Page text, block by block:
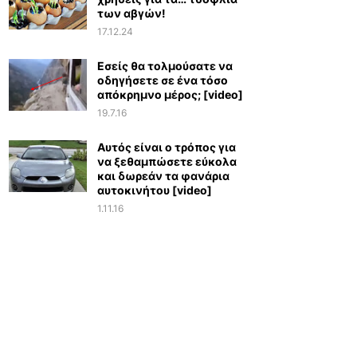
των αβγών!
17.12.24
Εσείς θα τολμούσατε να
οδηγήσετε σε ένα τόσο
απόκρημνο μέρος; [video]
19.7.16
Αυτός είναι ο τρόπος για
να ξεθαμπώσετε εύκολα
και δωρεάν τα φανάρια
αυτοκινήτου [video]
1.11.16